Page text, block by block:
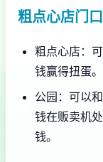
粗点心店门口
粗点心店：
钱赢得扭蛋。
公园：可以
钱在贩卖机
钱。